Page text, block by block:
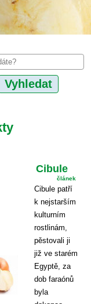
Cibule
článek
Cibule patří
k nejstarším
kulturním
rostlinám,
pěstovali ji
již ve starém
Egyptě, za
dob faraónů
byla